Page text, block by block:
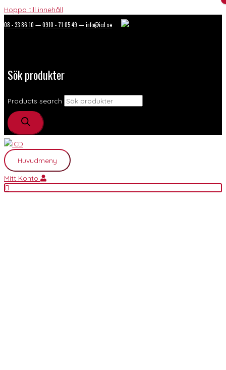
Hoppa till innehåll
08 - 33 86 10 —0910 - 71 05 49 —info@icd.se
Sök produkter
Products search
Huvudmeny
Mitt Konto